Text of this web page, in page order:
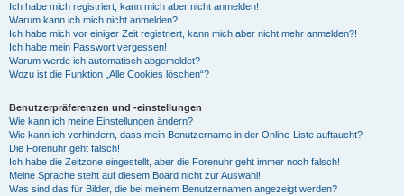
Ich habe mich registriert, kann mich aber nicht anmelden!
Warum kann ich mich nicht anmelden?
Ich habe mich vor einiger Zeit registriert, kann mich aber nicht mehr anmelden?!
Ich habe mein Passwort vergessen!
Warum werde ich automatisch abgemeldet?
Wozu ist die Funktion „Alle Cookies löschen“?
Benutzerpräferenzen und -einstellungen
Wie kann ich meine Einstellungen ändern?
Wie kann ich verhindern, dass mein Benutzername in der Online-Liste auftaucht?
Die Forenuhr geht falsch!
Ich habe die Zeitzone eingestellt, aber die Forenuhr geht immer noch falsch!
Meine Sprache steht auf diesem Board nicht zur Auswahl!
Was sind das für Bilder, die bei meinem Benutzernamen angezeigt werden?